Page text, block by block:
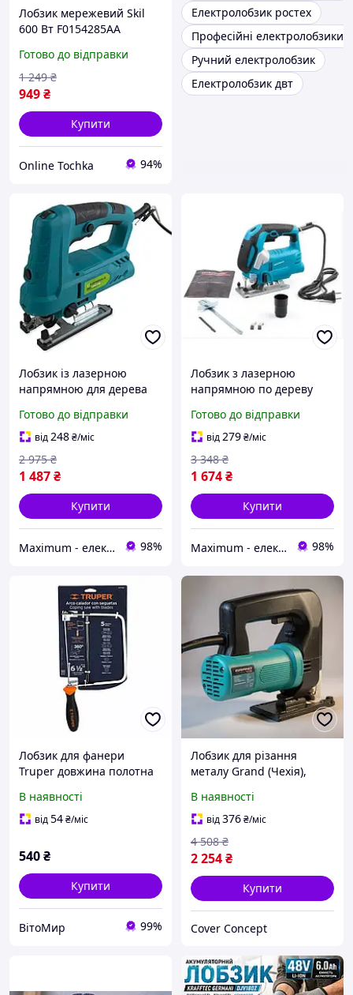
Лобзик мережевий Skil
600 Вт F0154285AA
дерева лобзик для
фанери
Готово до відправки
949₴
1 249 ₴
Купити
Online Tochka 94%
Електролобзик ростех
Професійні електролобзики
Ручний електролобзик
Електролобзик двт
Лобзик із лазерною
напрямною для дерева
1200/100 Електролобзик
для фанери
Готово до відправки
від248₴/міс
1 487₴
2 975 ₴
Купити
Maximum - електричні та бензиновий інструмент 98%
Лобзик з лазерною
напрямною по дереву
Електролобзик для
фанери (1150 Вт) TOOL 23
Готово до відправки
від279₴/міс
1 674₴
3 348 ₴
Купити
Maximum - електричні та бензиновий інструмент 98%
Лобзик для фанери
Truper довжина полотна
5 полотен
В наявності
від54₴/міс
540₴
Купити
ВітоМир 99%
Лобзик для різання
металу Grand (Чехія),
лобзик, Хороший лобзик
для дому, Ручний лобзик
для фанери, FRC
В наявності
від376₴/міс
2 254₴
4 508 ₴
Купити
Cover Concept